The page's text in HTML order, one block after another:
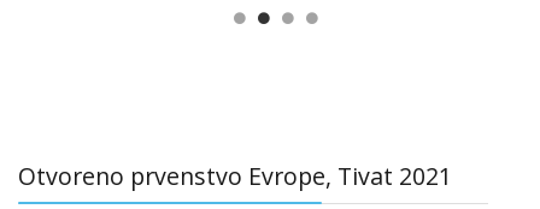
Otvoreno prvenstvo Evrope, Tivat 2021